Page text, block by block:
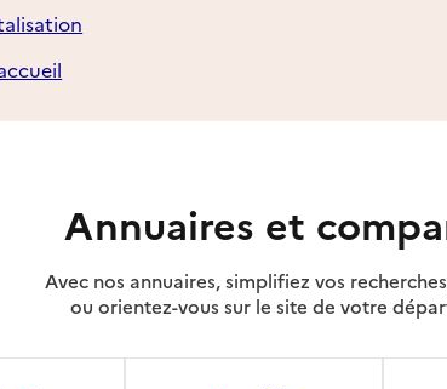
Annuaires et
Avec nos annuaires, simplifiez vos
ou orientez-vous sur le site de votre